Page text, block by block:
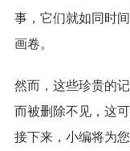
事，它们就如同时
画卷。
然而，这些珍贵的
而被删除不见，这
接下来，小编将为